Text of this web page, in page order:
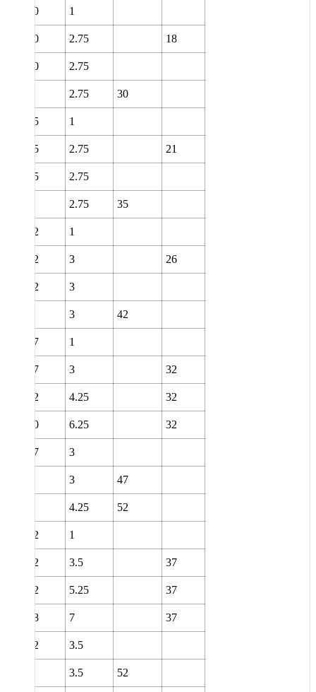
30 1
30 2.75 18
30 2.75
2.75 30
35 1
35 2.75 21
35 2.75
2.75 35
42 1
42 3 26
42 3
3 42
47 1
47 3 32
52 4.25 32
60 6.25 32
47 3
3 47
4.25 52
52 1
52 3.5 37
62 5.25 37
68 7 37
52 3.5
3.5 52